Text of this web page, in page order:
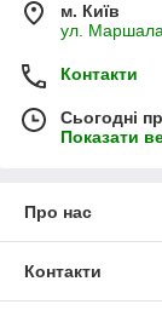
м. Київ
ул. Маршала
Контакти
Сьогодні
Показати
Про нас
Контакти